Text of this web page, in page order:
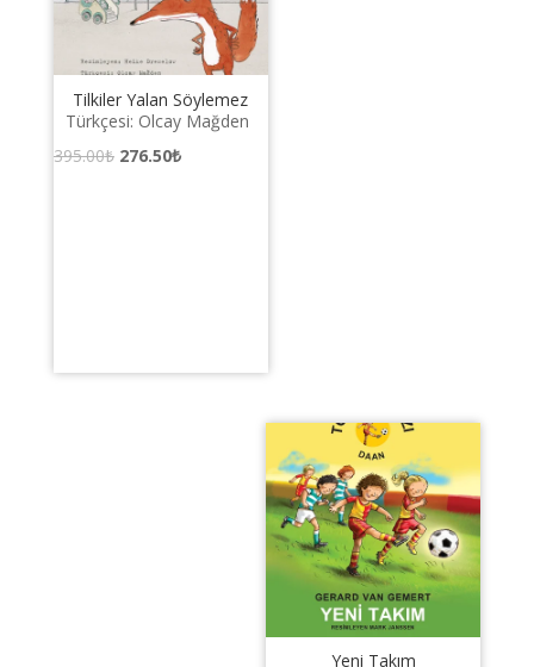
Tilkiler Yalan Söylemez
Türkçesi: Olcay Mağden
395.00₺ Orijinal
276.50₺Şu
Yeni Takım